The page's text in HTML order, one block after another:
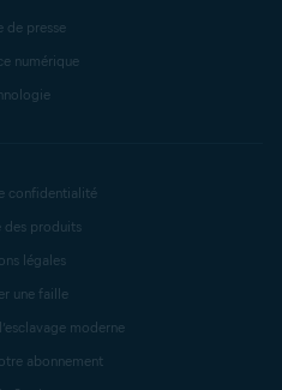
de presse
numérique
confidentialité
des produits
légales
une faille
moderne
abonnement